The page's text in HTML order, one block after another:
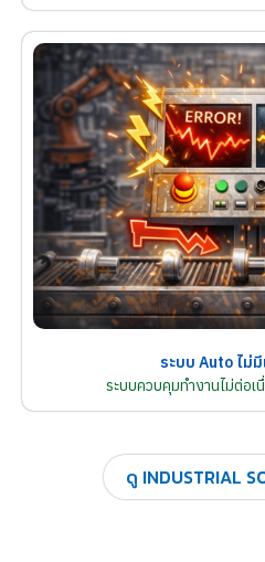
ระบบ Auto ไม่
ระบบควบคุมทำงานไม่ต่อ
ดู INDUSTRIAL